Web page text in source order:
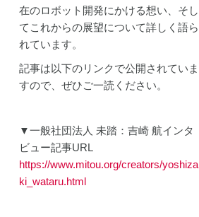
在のロボット開発にかける想い、そし
てこれからの展望について詳しく語ら
れています。
記事は以下のリンクで公開されていま
すので、ぜひご一読ください。
▼一般社団法人 未踏：吉崎 航インタ
ビュー記事URL
https://www.mitou.org/creators/yoshiza
ki_wataru.html